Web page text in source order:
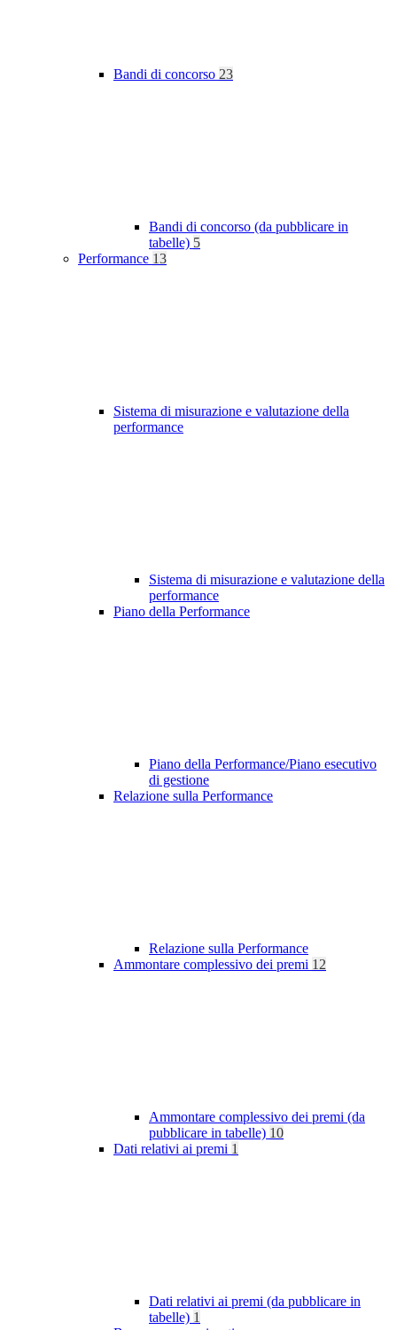
Bandi di concorso 23
Bandi di concorso (da pubblicare in
tabelle) 5
Performance 13
Sistema di misurazione e valutazione della
performance
Sistema di misurazione e valutazione della
performance
Piano della Performance
Piano della Performance/Piano esecutivo
di gestione
Relazione sulla Performance
Relazione sulla Performance
Ammontare complessivo dei premi 12
Ammontare complessivo dei premi (da
pubblicare in tabelle) 10
Dati relativi ai premi 1
Dati relativi ai premi (da pubblicare in
tabelle) 1